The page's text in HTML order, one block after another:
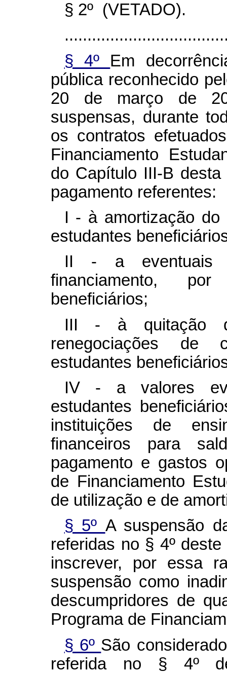
§ 2º (VETADO).
§ 4º Em
pública reconhecido
20 de março de
suspensas, durante
os contratos
Financiamento
do Capítulo III-B
pagamento referentes:
I - à amortização do
estudantes
II - a eventuais
financiamento,
beneficiários;
III - à quitação
renegociações de
estudantes
IV - a valores
estudantes
instituições de
financeiros para
pagamento e gastos
de Financiamento
de utilização e de
§ 5º A suspensão
referidas no § 4º
inscrever, por essa
suspensão como
descumpridores de
Programa de
§ 6º São
referida no § 4º